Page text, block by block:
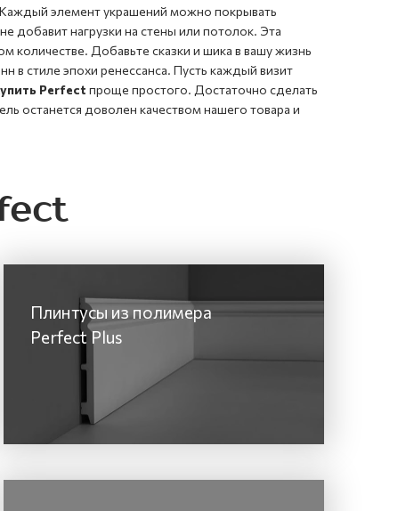
элемент украшений можно покрывать
добавит нагрузки на стены или потолок. Эта
количестве. Добавьте сказки и шика в вашу жизнь
стиле эпохи ренессанса. Пусть каждый визит
Perfect проще простого. Достаточно сделать
останется доволен качеством нашего товара и
Плинтусы из полимера
Perfect Plus